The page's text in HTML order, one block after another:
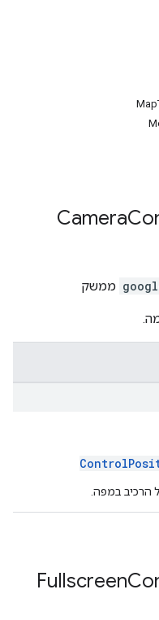
Camera
ממשק
הרכיב במפה.
Fullscreen